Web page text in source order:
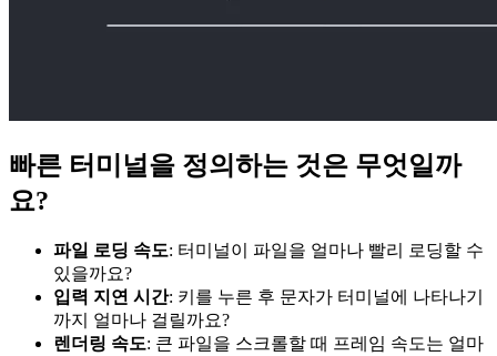
빠른 터미널을 정의하는 것은 무엇일까
요?
파일 로딩 속도: 터미널이 파일을 얼마나 빨리 로딩할 수
있을까요?
입력 지연 시간: 키를 누른 후 문자가 터미널에 나타나기
까지 얼마나 걸릴까요?
렌더링 속도: 큰 파일을 스크롤할 때 프레임 속도는 얼마